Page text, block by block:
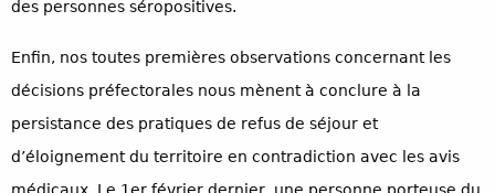
des personnes séropositives.
Enfin, nos toutes premières observations concernant les
décisions préfectorales nous mènent à conclure à la
persistance des pratiques de refus de séjour et
d’éloignement du territoire en contradiction avec les avis